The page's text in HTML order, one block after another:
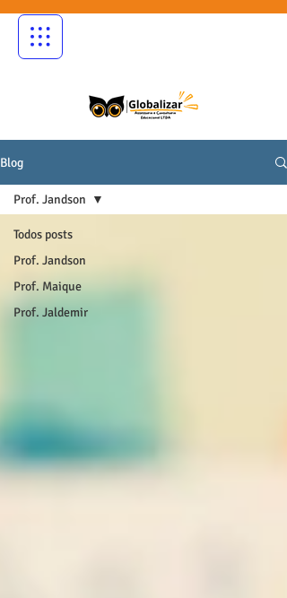
Blog
Todos posts
Prof. Jandson
Prof. Maique
Prof. Jaldemir
Prof. Jandson